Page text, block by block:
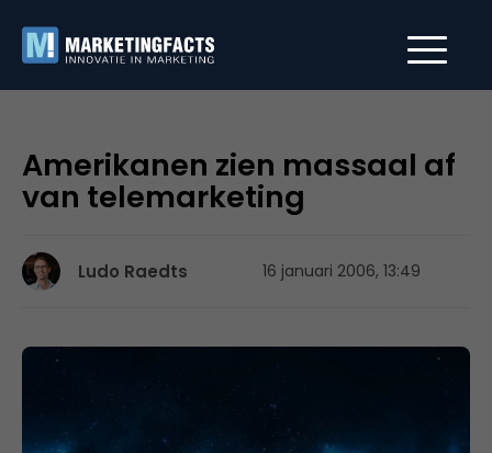
Amerikanen zien massaal af
van telemarketing
Ludo Raedts 16 januari 2006, 13:49